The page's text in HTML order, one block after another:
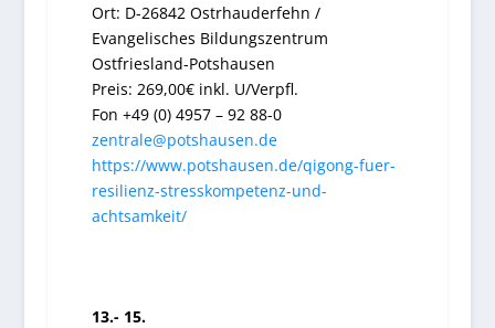
Ort: D-26842 Ostrhauderfehn /
Evangelisches Bildungszentrum
Ostfriesland-Potshausen
Preis: 269,00€ inkl. U/Verpfl.
Fon +49 (0) 4957 – 92 88-0
zentrale@potshausen.de
https://www.potshausen.de/qigong-fuer-
resilienz-stresskompetenz-und-
achtsamkeit/
13.- 15.